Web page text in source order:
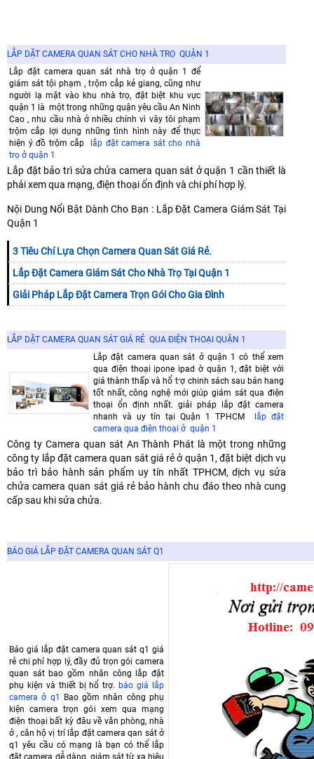
LẮP DẶT CAMERA QUAN SÁT CHO NHÀ TRỌ QUẬN 1
Lắp đặt camera quan sát nhà trọ ở quận 1 để
giám sát tội phạm , trộm cắp kẻ giang, cũng như
người lạ mặt vào khu nhà trọ, đặt biệt khu vực
quận 1 là một trong những quận yêu cầu An Ninh
Cao , nhu cầu nhà ở nhiều chính vì vây tôi phạm
trộm cắp lợi dụng những tình hình này để thực
hiện ý đồ trộm cắp
lắp đặt camera sát cho nhà
trọ ở quận 1
Lắp đặt bảo trì sửa chửa camera quan sát ở quận 1 cần thiết là
phải xem qua mạng, điện thoại ổn định và chi phí hợp lý.
Nội Dung Nổi Bật Dành Cho Bạn : Lắp Đặt Camera Giám Sát Tại
Quận 1
3 Tiêu Chí Lựa Chọn Camera Quan Sát Giá Rẻ.
Lắp Đặt Camera Giám Sát Cho Nhà Trọ Tại Quận 1
Giải Pháp Lắp Đặt Camera Trọn Gói Cho Gia Đình
LẮP DẶT CAMERA QUAN SÁT GIÁ RẺ QUA ĐIỆN THOẠI QUẬN 1
Lắp đặt camera quan sát ở quận 1 có thể xem
qua điện thoại ipone ipad ờ quận 1, đặt biệt với
giá thành thấp và hổ trợ chinh sách sau bán hang
tốt nhất, công nghệ mới giúp giám sát qua điện
thoại ổn định nhất. giải pháp lắp đặt camera
nhanh và uy tín tại Quận 1 TPHCM
lắp đặt
camera qua điện thoại ở quận 1
Công ty Camera quan sát An Thành Phát là một trong những
công ty lắp đặt camera quan sát giá rẻ ở quận 1, đặt biệt dịch vụ
bảo trì bảo hành sản phẩm uy tín nhất TPHCM, dịch vụ sửa
chửa camera quan sát giá rẻ bảo hành chu đáo theo nhà cung
cấp sau khi sửa chửa.
BÁO GIÁ LẮP ĐẶT CAMERA QUAN SÁT Q1
Báo giá lắp đặt camera quan sát q1 giá
rẻ chi phí hợp lý, đầy đủ trọn gói camera
quan sát bao gồm nhân công lắp đặt
phụ kiện và thiết bị hổ trợ. báo giá lắp
camera ở q1
Bao gồm nhân công phụ
kiện camera trọn gói xem qua mạng
điện thoại bất kỳ đâu về văn phòng, nhà
ở , căn hộ vị trí lắp đặt camera qan sát ở
q1 yêu cầu có mạng là bạn có thể lắp
đặt camera dễ dàng, giám sát từ xa hiệu